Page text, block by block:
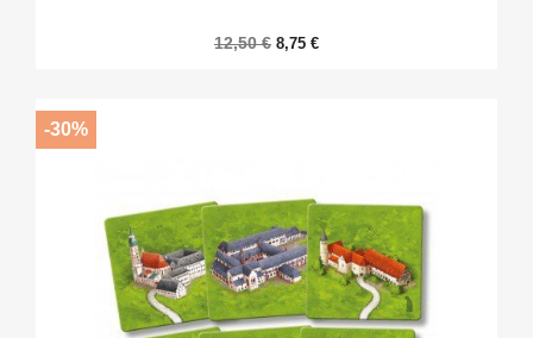
12,50 € 8,75 €
-30%